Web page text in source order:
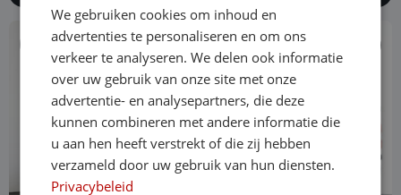
€ 22.490
We gebruiken cookies om inhoud en
advertenties te personaliseren en om ons
verkeer te analyseren. We delen ook informatie
over uw gebruik van onze site met onze
advertentie- en analysepartners, die deze
kunnen combineren met andere informatie die
u aan hen heeft verstrekt of die zij hebben
verzameld door uw gebruik van hun diensten.
Privacybeleid